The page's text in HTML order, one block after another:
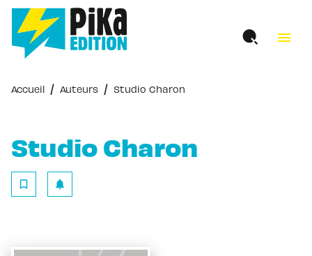
MENU RECHERCHE
PIED DE PAGE
menu
Accueil / Auteurs / Studio Charon
Studio Charon
bookmark_border notifications